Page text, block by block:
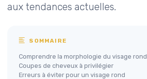
aux tendances actuelles.
SOMMAIRE
Comprendre la morphologie du visage rond
Coupes de cheveux à privilégier
Erreurs à éviter pour un visage rond